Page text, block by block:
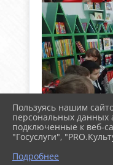
Пользуясь нашим
персональных данных
подключенные к веб-
"Госуслуги",
Подробнее